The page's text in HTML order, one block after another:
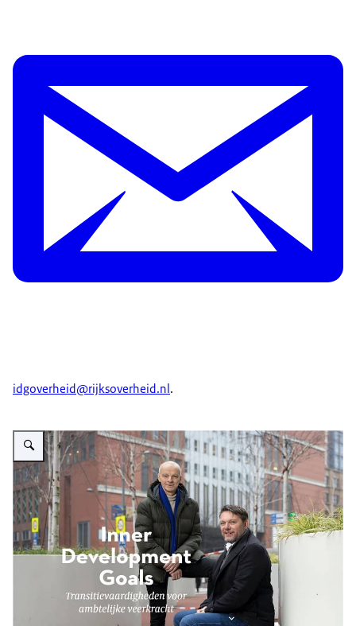
idgoverheid@rijksoverheid.nl .
Vergroot afbeelding Inner Development Goals - Transitievaardigheden